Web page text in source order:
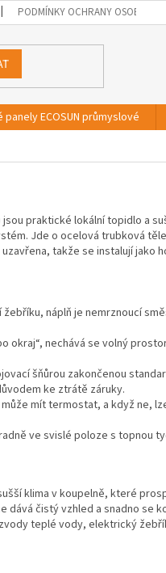
PODMÍNKY OCHRANY OSOBNÍCH
panely ECOSUN průmyslové
praktické lokální topidlo a
Jde o ocelová trubková
takže se instalují jako
náplň je nemrznoucí
okraj“, nechává se volný
šňůrou zakončenou
ke ztrátě záruky.
mít termostat, a když ne,
ve svislé poloze s topnou
klima v koupelně, které
dává čistý vzhled a snadno se
teplé vody, elektrický